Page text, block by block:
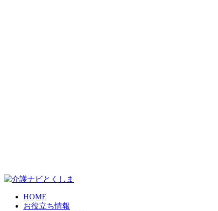
HOME
お役立ち情報